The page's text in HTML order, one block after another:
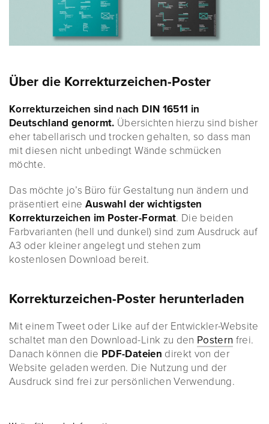
Über die Korrekturzeichen-Poster
Korrekturzeichen sind nach DIN 16511 in
Deutschland genormt. Übersichten hierzu sind bisher
eher tabellarisch und trocken gehalten, so dass man
mit diesen nicht unbedingt Wände schmücken
möchte.
Das möchte jo’s Büro für Gestaltung nun ändern und
präsentiert eine Auswahl der wichtigsten
Korrekturzeichen im Poster-Format. Die beiden
Farbvarianten (hell und dunkel) sind zum Ausdruck auf
A3 oder kleiner angelegt und stehen zum
kostenlosen Download bereit.
Korrekturzeichen-Poster herunterladen
Mit einem Tweet oder Like auf der Entwickler-Website
schaltet man den Download-Link zu den Postern frei.
Danach können die PDF-Dateien direkt von der
Website geladen werden. Die Nutzung und der
Ausdruck sind frei zur persönlichen Verwendung.